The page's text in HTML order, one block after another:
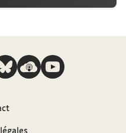
à la marquise